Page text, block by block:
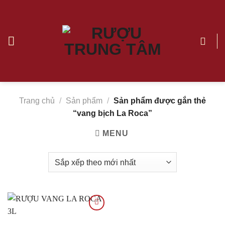
dungvang
Trang chủ / Sản phẩm / Sản phẩm được gắn thẻ
“vang bịch La Roca”
MENU